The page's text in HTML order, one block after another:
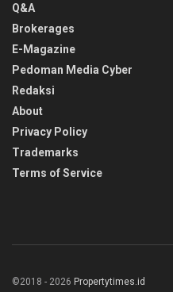
Q&A
Brokerages
E-Magazine
Pedoman Media Cyber
Redaksi
About
Privacy Policy
Trademarks
Terms of Service
©2018 - 2026 Propertytimes.id